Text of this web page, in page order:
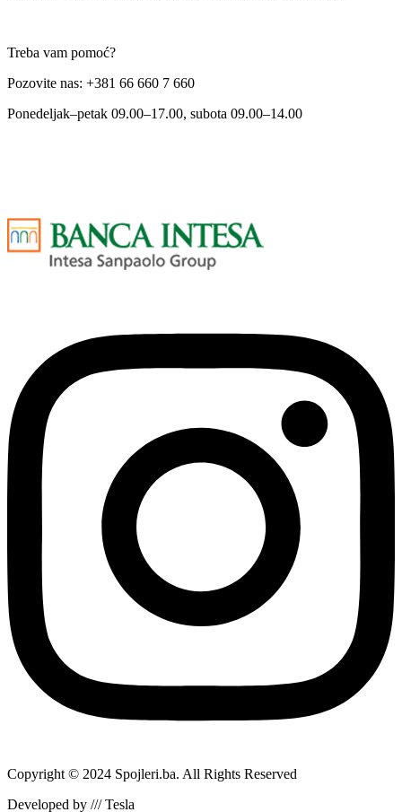
Treba vam pomoć?
Pozovite nas: +381 66 660 7 660
Ponedeljak–petak 09.00–17.00, subota 09.00–14.00
Copyright © 2024 Spojleri.ba. All Rights Reserved
Developed by /// Tesla